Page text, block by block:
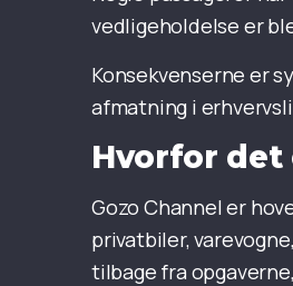
vedligeholdelse er
Konsekvenserne er
afmatning i
Hvorfor
Gozo Channel er
privatbiler,
tilbage fra